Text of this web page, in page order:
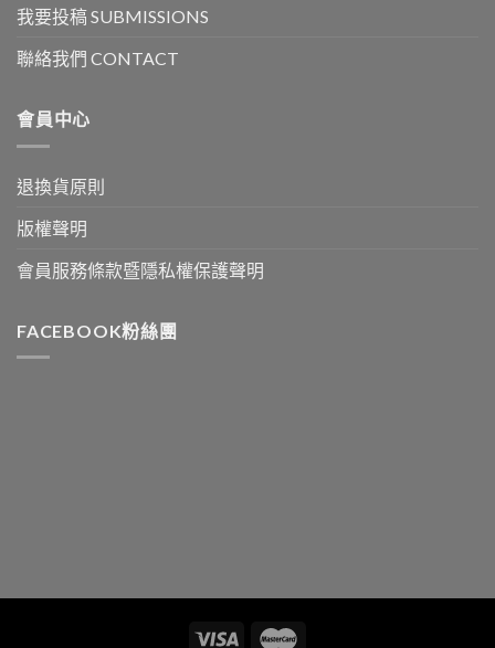
我要投稿 SUBMISSIONS
聯絡我們 CONTACT
會員中心
退換貨原則
版權聲明
會員服務條款暨隱私權保護聲明
FACEBOOK粉絲團